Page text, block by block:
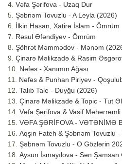
Vəfa Şərifova - Uzaq Dur
Şəbnəm Tovuzlu - A Leyla (2026)
İlkin Hasan, Xatirə İslam - Ömrüm
Rəsul Əfəndiyev - Ömrüm
Şöhrət Məmmədov - Mənəm
Çinarə Məlikzadə & Rasim
Nəfəs - Xanımın Ağası
Nəfəs & Punhan Piriyev -
Talıb Tale - Duyğu (2026)
Çinarə Məlikzade & Topic - Tut
Vəfa Şərifova & Vasif
VƏFA ŞƏRİFOVA - VƏTƏNİMƏ
Aqşin Fateh & Şəbnəm Tovuzlu -
Şəbnəm Tovuzlu - O Gözlərin
Aysun İsmayılova - Sən